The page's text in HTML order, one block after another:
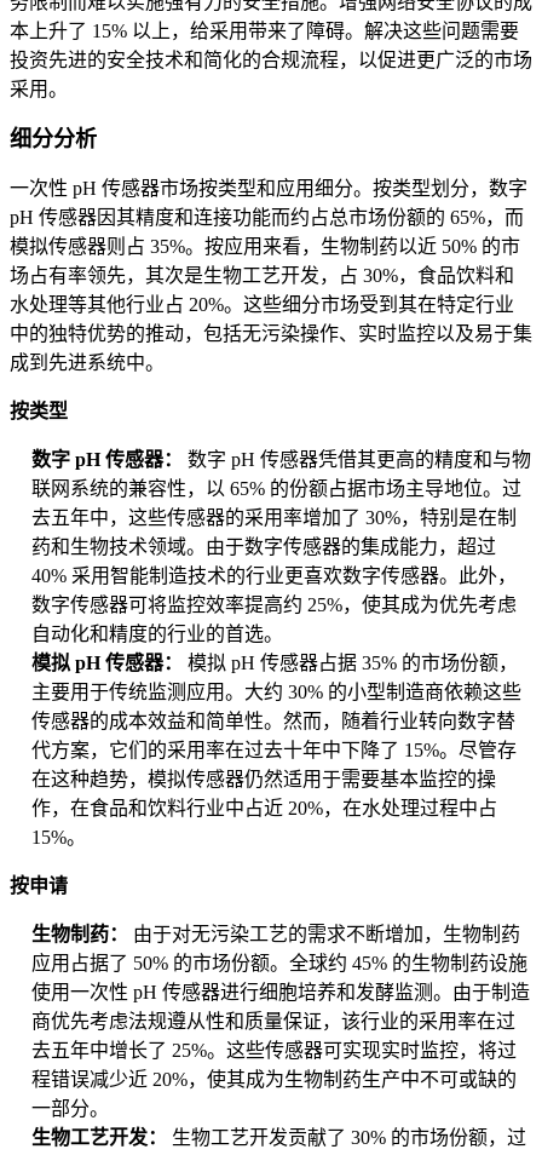
本上升了 15% 以上，给采用带来了障碍。解决这些问题需要
投资先进的安全技术和简化的合规流程，以促进更广泛的市场
采用。
细分分析
一次性 pH 传感器市场按类型和应用细分。按类型划分，数字
pH 传感器因其精度和连接功能而约占总市场份额的 65%，而
模拟传感器则占 35%。按应用来看，生物制药以近 50% 的市
场占有率领先，其次是生物工艺开发，占 30%，食品饮料和
水处理等其他行业占 20%。这些细分市场受到其在特定行业
中的独特优势的推动，包括无污染操作、实时监控以及易于集
成到先进系统中。
按类型
数字 pH 传感器： 数字 pH 传感器凭借其更高的精度和与物
联网系统的兼容性，以 65% 的份额占据市场主导地位。过
去五年中，这些传感器的采用率增加了 30%，特别是在制
药和生物技术领域。由于数字传感器的集成能力，超过
40% 采用智能制造技术的行业更喜欢数字传感器。此外，
数字传感器可将监控效率提高约 25%，使其成为优先考虑
自动化和精度的行业的首选。
模拟 pH 传感器： 模拟 pH 传感器占据 35% 的市场份额，
主要用于传统监测应用。大约 30% 的小型制造商依赖这些
传感器的成本效益和简单性。然而，随着行业转向数字替
代方案，它们的采用率在过去十年中下降了 15%。尽管存
在这种趋势，模拟传感器仍然适用于需要基本监控的操
作，在食品和饮料行业中占近 20%，在水处理过程中占
15%。
按申请
生物制药： 由于对无污染工艺的需求不断增加，生物制药
应用占据了 50% 的市场份额。全球约 45% 的生物制药设施
使用一次性 pH 传感器进行细胞培养和发酵监测。由于制造
商优先考虑法规遵从性和质量保证，该行业的采用率在过
去五年中增长了 25%。这些传感器可实现实时监控，将过
程错误减少近 20%，使其成为生物制药生产中不可或缺的
一部分。
生物工艺开发： 生物工艺开发贡献了 30% 的市场份额，过